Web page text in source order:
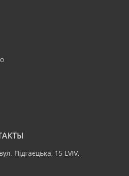
Підгаєцька, 15 LVIV,